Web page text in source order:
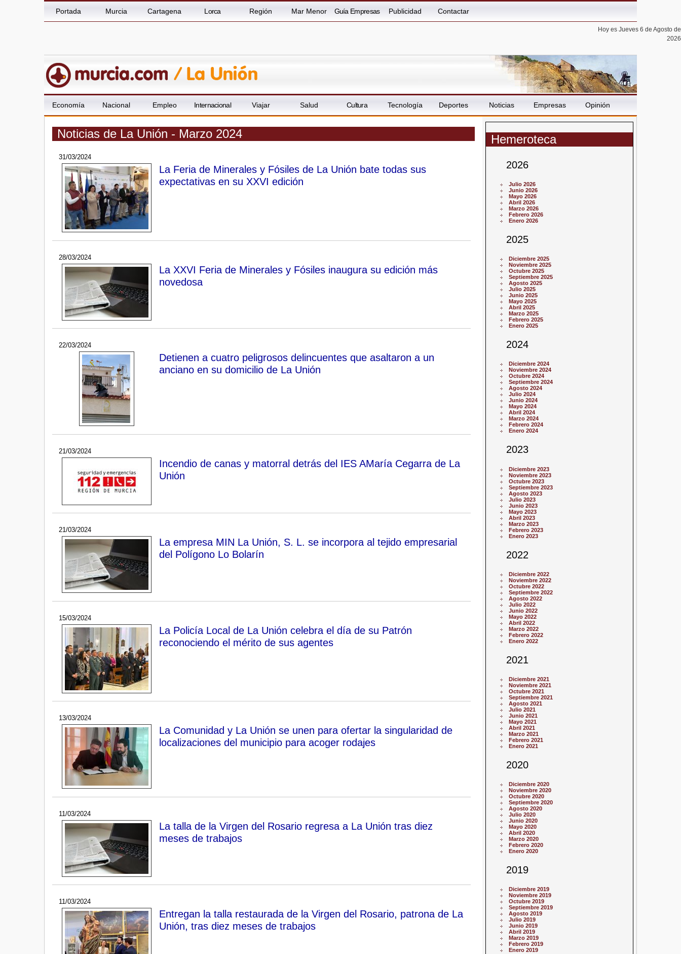
Portada Murcia Cartagena Lorca Región Mar Menor Guía Empresas Publicidad Contactar
Hoy es Jueves 6 de Agosto de
2026
Economía Nacional Empleo Internacional Viajar Salud Cultura Tecnología Deportes Noticias Empresas Opinión
Noticias de La Unión - Marzo 2024
31/03/2024
La Feria de Minerales y Fósiles de La Unión bate todas sus
expectativas en su XXVI edición
28/03/2024
La XXVI Feria de Minerales y Fósiles inaugura su edición más
novedosa
22/03/2024
Detienen a cuatro peligrosos delincuentes que asaltaron a un
anciano en su domicilio de La Unión
21/03/2024
Incendio de canas y matorral detrás del IES AMaría Cegarra de La
Unión
21/03/2024
La empresa MIN La Unión, S. L. se incorpora al tejido empresarial
del Polígono Lo Bolarín
15/03/2024
La Policía Local de La Unión celebra el día de su Patrón
reconociendo el mérito de sus agentes
13/03/2024
La Comunidad y La Unión se unen para ofertar la singularidad de
localizaciones del municipio para acoger rodajes
11/03/2024
La talla de la Virgen del Rosario regresa a La Unión tras diez
meses de trabajos
11/03/2024
Entregan la talla restaurada de la Virgen del Rosario, patrona de La
Unión, tras diez meses de trabajos
Hemeroteca
2026
Julio 2026
Junio 2026
Mayo 2026
Abril 2026
Marzo 2026
Febrero 2026
Enero 2026
2025
Diciembre 2025
Noviembre 2025
Octubre 2025
Septiembre 2025
Agosto 2025
Julio 2025
Junio 2025
Mayo 2025
Abril 2025
Marzo 2025
Febrero 2025
Enero 2025
2024
Diciembre 2024
Noviembre 2024
Octubre 2024
Septiembre 2024
Agosto 2024
Julio 2024
Junio 2024
Mayo 2024
Abril 2024
Marzo 2024
Febrero 2024
Enero 2024
2023
Diciembre 2023
Noviembre 2023
Octubre 2023
Septiembre 2023
Agosto 2023
Julio 2023
Junio 2023
Mayo 2023
Abril 2023
Marzo 2023
Febrero 2023
Enero 2023
2022
Diciembre 2022
Noviembre 2022
Octubre 2022
Septiembre 2022
Agosto 2022
Julio 2022
Junio 2022
Mayo 2022
Abril 2022
Marzo 2022
Febrero 2022
Enero 2022
2021
Diciembre 2021
Noviembre 2021
Octubre 2021
Septiembre 2021
Agosto 2021
Julio 2021
Junio 2021
Mayo 2021
Abril 2021
Marzo 2021
Febrero 2021
Enero 2021
2020
Diciembre 2020
Noviembre 2020
Octubre 2020
Septiembre 2020
Agosto 2020
Julio 2020
Junio 2020
Mayo 2020
Abril 2020
Marzo 2020
Febrero 2020
Enero 2020
2019
Diciembre 2019
Noviembre 2019
Octubre 2019
Septiembre 2019
Agosto 2019
Julio 2019
Junio 2019
Abril 2019
Marzo 2019
Febrero 2019
Enero 2019